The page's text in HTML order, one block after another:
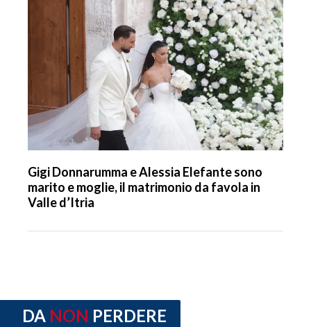
Gigi Donnarumma e Alessia Elefante sono
marito e moglie, il matrimonio da favola in
Valle d’Itria
DA NON PERDERE